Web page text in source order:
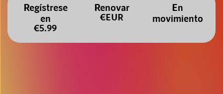
Regístrese
en
€5.99
Renovar
€EUR
En
movimiento